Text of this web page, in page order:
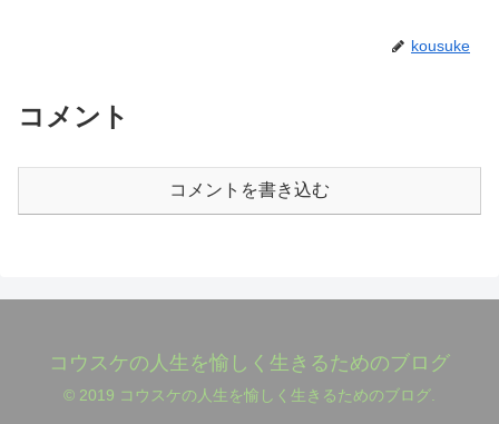
kousuke
コメント
コメントを書き込む
コウスケの人生を愉しく生きるためのブログ
© 2019 コウスケの人生を愉しく生きるためのブログ.